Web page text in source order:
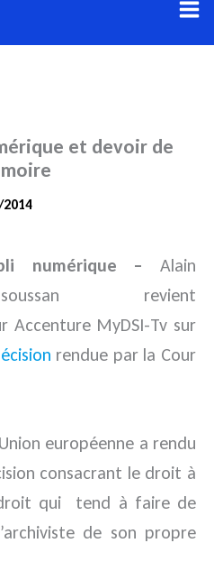
et devoir de
numérique – Alain
revient
Accenture MyDSI-Tv sur
rendue par la Cour
européenne a rendu
consacrant le droit à
droit qui tend à faire de
de son propre